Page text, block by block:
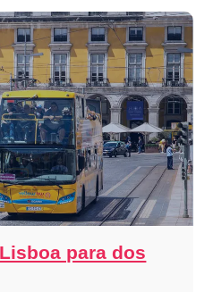
para dos